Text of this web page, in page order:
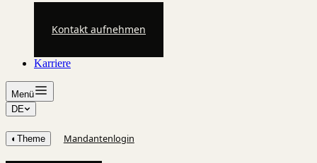
Kontakt aufnehmen
Karriere
Menü
DE
◐ Theme Mandantenlogin